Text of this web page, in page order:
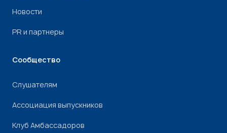
Новости
PR и партнеры
Сообщество
Слушателям
Ассоциация выпускников
Клуб Амбассадоров